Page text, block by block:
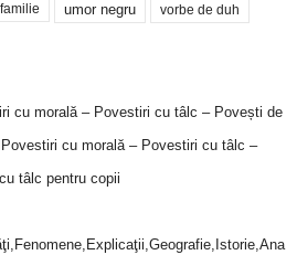
umor negru vorbe de duh
cu morală – Povestiri cu tâlc – Povești de
cu morală – Povestiri cu tâlc –
tâlc pentru copii